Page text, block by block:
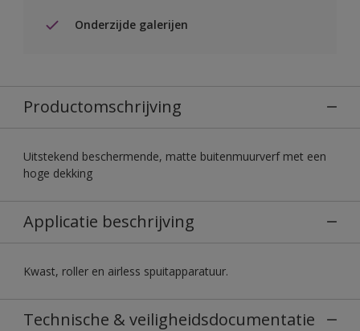
Onderzijde galerijen
Productomschrijving
Uitstekend beschermende, matte buitenmuurverf met een
hoge dekking
Applicatie beschrijving
Kwast, roller en airless spuitapparatuur.
Technische & veiligheidsdocumentatie